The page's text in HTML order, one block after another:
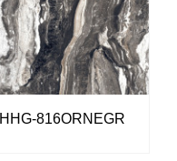
HHG-816ORNEGR